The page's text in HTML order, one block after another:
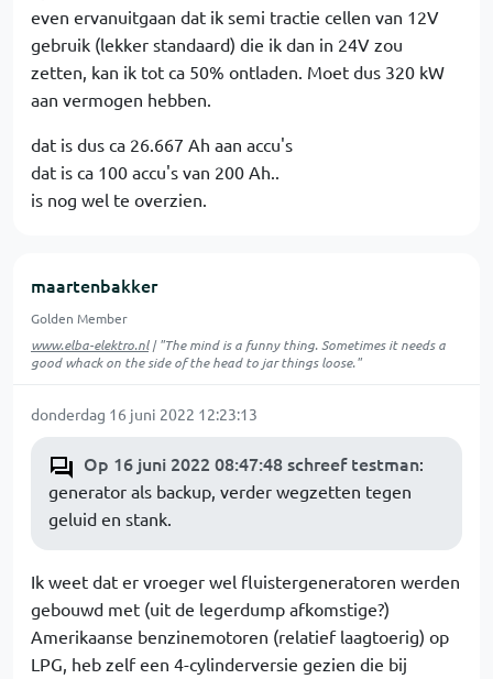
even ervanuitgaan dat ik semi tractie cellen van 12V
gebruik (lekker standaard) die ik dan in 24V zou
zetten, kan ik tot ca 50% ontladen. Moet dus 320 kW
aan vermogen hebben.
dat is dus ca 26.667 Ah aan accu's
dat is ca 100 accu's van 200 Ah..
is nog wel te overzien.
maartenbakker
Golden Member
www.elba-elektro.nl| "The mind is a funny thing. Sometimes it needs a
good whack on the side of the head to jar things loose."
donderdag 16 juni 2022 12:23:13
Op 16 juni 2022 08:47:48 schreef testman:
generator als backup, verder wegzetten tegen
geluid en stank.
Ik weet dat er vroeger wel fluistergeneratoren werden
gebouwd met (uit de legerdump afkomstige?)
Amerikaanse benzinemotoren (relatief laagtoerig) op
LPG, heb zelf een 4-cylinderversie gezien die bij